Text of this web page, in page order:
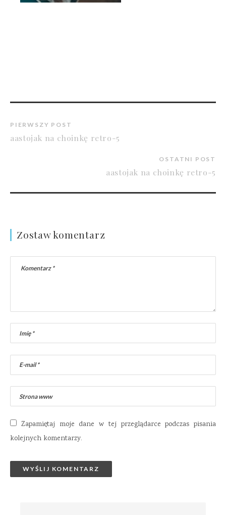
PIERWSZY POST
aastojak na choinkę retro-5
OSTATNI POST
aastojak na choinkę retro-5
Zostaw komentarz
Zapamiętaj moje dane w tej przeglądarce podczas pisania
kolejnych komentarzy.